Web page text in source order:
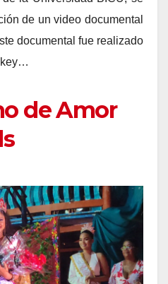
de un video documental
documental fue realizado
de Amor